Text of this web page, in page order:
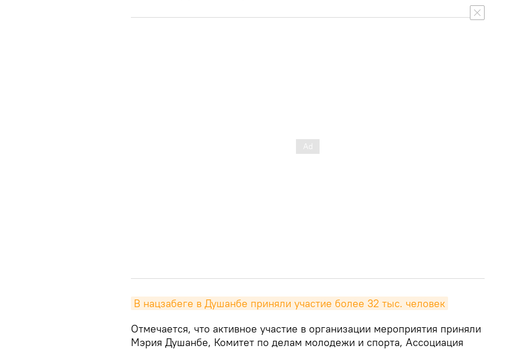
В нацзабеге в Душанбе приняли участие более 32 тыс. человек
Отмечается, что активное участие в организации мероприятия приняли
Мэрия Душанбе, Комитет по делам молодежи и спорта, Ассоциация